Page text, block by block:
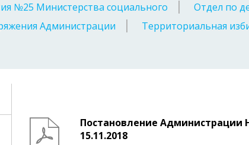
№25 Министерства социального
Отдел по
Администрации
Территориальная
Постановление Администрации
15.11.2018